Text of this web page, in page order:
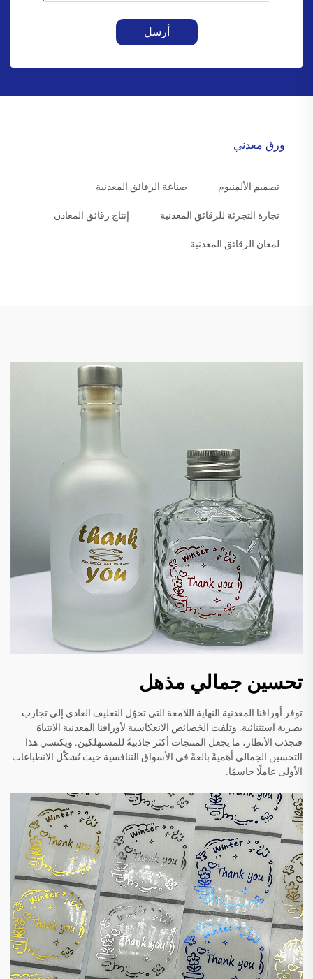
أرسل
ورق معدني
تصميم الألمنيوم صناعة الرقائق المعدنية
تجارة التجزئة للرقائق المعدنية إنتاج رقائق المعادن
لمعان الرقائق المعدنية
تحسين جمالي مذهل
توفر أوراقنا المعدنية النهاية اللامعة التي تحوّل التغليف العادي إلى تجارب
بصرية استثنائية. وتلفت الخصائص الانعكاسية لأوراقنا المعدنية الانتباهَ
فتجذب الأنظار، ما يجعل المنتجات أكثر جاذبيةً للمستهلكين. ويكتسي هذا
التحسين الجمالي أهميةً بالغةً في الأسواق التنافسية حيث تُشكّل الانطباعات
الأولى عاملًا حاسمًا.